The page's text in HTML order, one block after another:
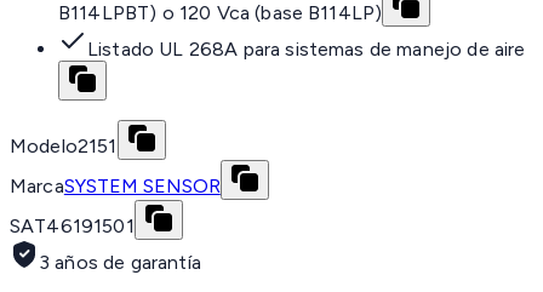
B114LPBT) o 120 Vca (base B114LP)
Listado UL 268A para sistemas de manejo de aire
Modelo2151
MarcaSYSTEM SENSOR
SAT46191501
3 años de garantía